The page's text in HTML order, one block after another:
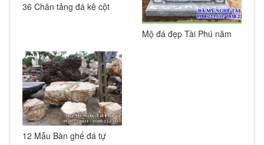
36 Chân tảng đá kê cột
Mộ đá đẹp Tài Phú năm
12 Mẫu Bàn ghế đá tự